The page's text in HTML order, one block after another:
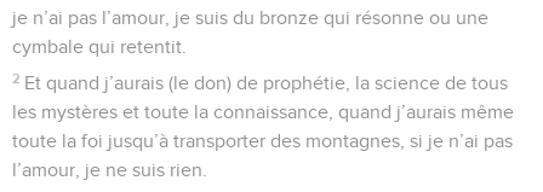
je n’ai pas l’amour, je suis du bronze qui résonne ou une
cymbale qui retentit.
2 Et quand j’aurais (le don) de prophétie, la science de tous
les mystères et toute la connaissance, quand j’aurais même
toute la foi jusqu’à transporter des montagnes, si je n’ai pas
l’amour, je ne suis rien.